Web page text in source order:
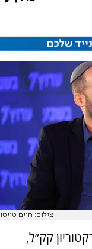
צילום: חיים טויטו
קק”ל,